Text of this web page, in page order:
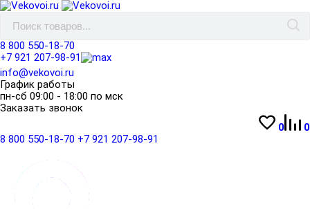
8 800 550-18-70
+7 921 207-98-91
info@vekovoi.ru
График работы
пн-сб 09:00 - 18:00 по мск
Заказать звонок
0
0
8 800 550-18-70 +7 921 207-98-91